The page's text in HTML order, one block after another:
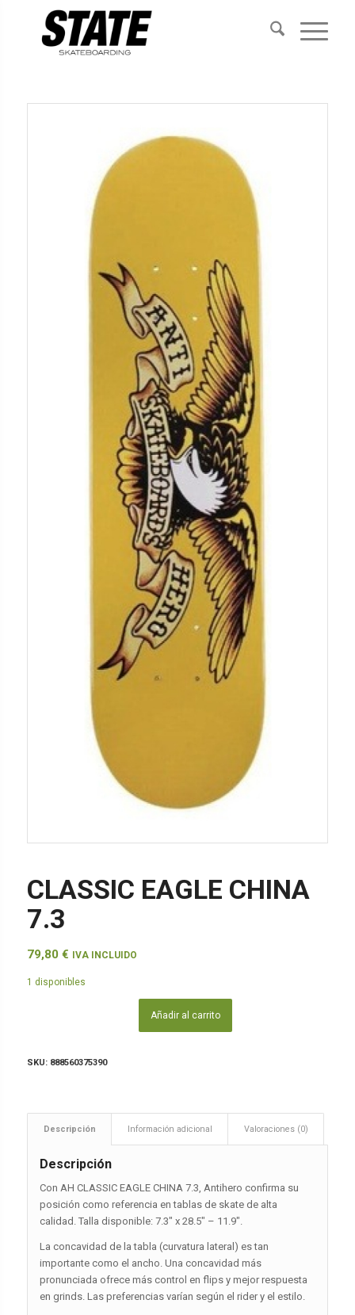
CLASSIC EAGLE CHINA
7.3
79,80 € IVA INCLUIDO
1 disponibles
Añadir al carrito
SKU: 888560375390
Descripción Información adicional Valoraciones (0)
Descripción
Con AH CLASSIC EAGLE CHINA 7.3, Antihero confirma su
posición como referencia en tablas de skate de alta
calidad. Talla disponible: 7.3″ x 28.5″ – 11.9″.
La concavidad de la tabla (curvatura lateral) es tan
importante como el ancho. Una concavidad más
pronunciada ofrece más control en flips y mejor respuesta
en grinds. Las preferencias varían según el rider y el estilo.